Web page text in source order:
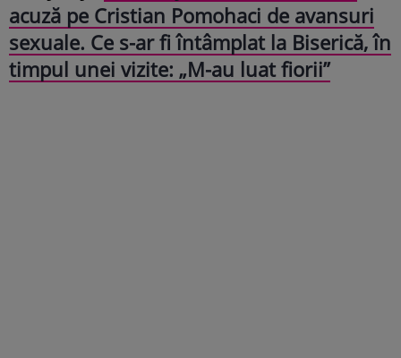
acuză pe Cristian Pomohaci de avansuri
sexuale. Ce s-ar fi întâmplat la Biserică, în
timpul unei vizite: „M-au luat fiorii”